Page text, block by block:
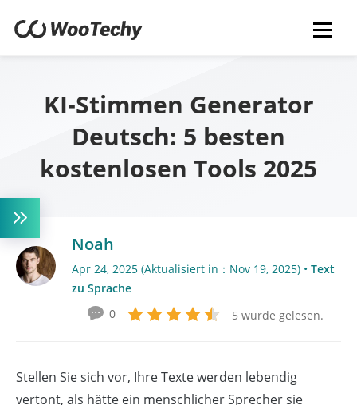
KI‑Stimmen Generator
Deutsch: 5 besten
kostenlosen Tools 2025
Noah
Apr 24, 2025 (Aktualisiert in：Nov 19, 2025) • Text
zu Sprache
5 wurde gelesen.
0
Stellen Sie sich vor, Ihre Texte werden lebendig
vertont, als hätte ein menschlicher Sprecher sie